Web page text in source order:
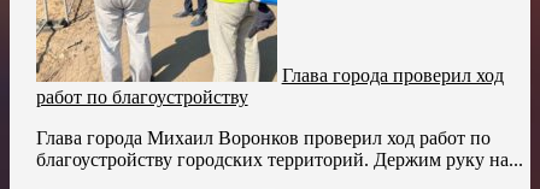
Глава города проверил ход
работ по благоустройству
Глава города Михаил Воронков проверил ход работ по
благоустройству городских территорий. Держим руку на...